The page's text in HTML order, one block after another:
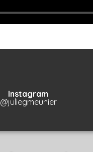
Instagram
@juliegmeunier